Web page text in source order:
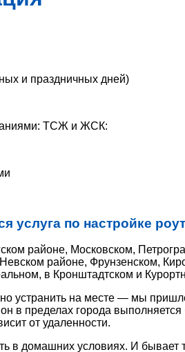
и праздничных дней)
ТСЖ и ЖСК:
услуга по настройке
районе, Московском,
районе, Фрунзенском,
в Кронштадтском и
устранить на месте — мы
в пределах города
от удаленности.
в домашних условиях. И бывает